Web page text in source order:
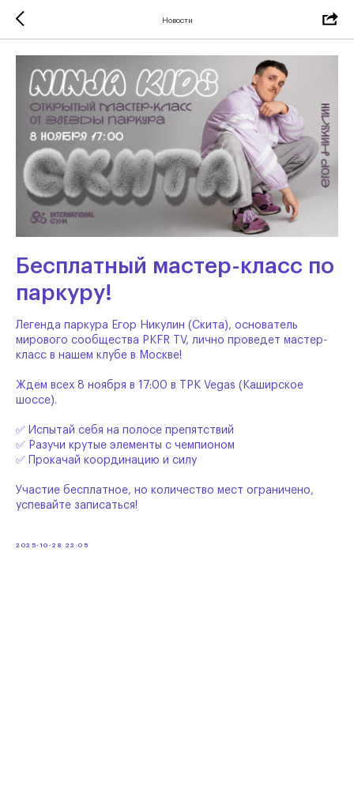
Новости
Бесплатный мастер-класс по
паркуру!
Легенда паркура Егор Никулин (Скита), основатель
мирового сообщества PKFR TV, лично проведет мастер-
класс в нашем клубе в Москве!
Ждем всех 8 ноября в 17:00 в ТРК Vegas (Каширское
шоссе).
✅ Испытай себя на полосе препятствий
✅ Разучи крутые элементы с чемпионом
✅ Прокачай координацию и силу
Участие бесплатное, но количество мест ограничено,
успевайте записаться!
2025-10-28 22:05